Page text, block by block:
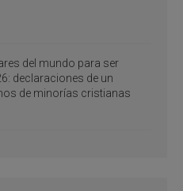
del mundo para ser
declaraciones de un
de minorías cristianas